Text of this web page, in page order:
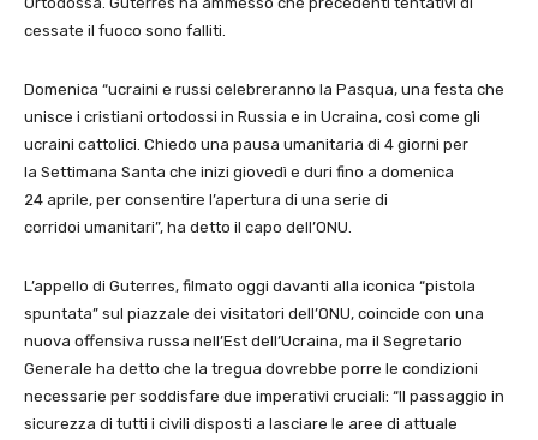
cessate il fuoco sono falliti.
Domenica “ucraini e russi celebreranno la Pasqua, una festa che
unisce i cristiani ortodossi in Russia e in Ucraina, così come gli
ucraini cattolici. Chiedo una pausa umanitaria di 4 giorni per
la Settimana Santa che inizi giovedì e duri fino a domenica
24 aprile, per consentire l’apertura di una serie di
corridoi umanitari”, ha detto il capo dell’ONU.
L’appello di Guterres, filmato oggi davanti alla iconica “pistola
spuntata” sul piazzale dei visitatori dell’ONU, coincide con una
nuova offensiva russa nell’Est dell’Ucraina, ma il Segretario
Generale ha detto che la tregua dovrebbe porre le condizioni
necessarie per soddisfare due imperativi cruciali: “Il passaggio in
sicurezza di tutti i civili disposti a lasciare le aree di attuale